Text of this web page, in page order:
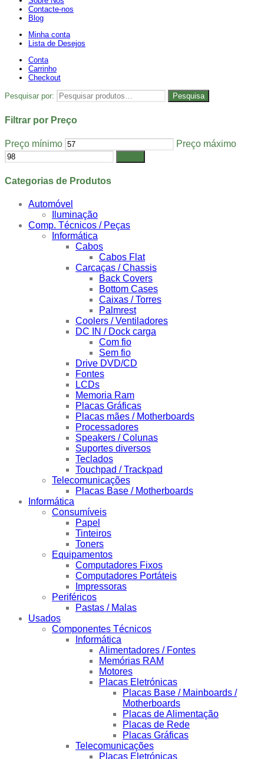
Contacte-nos
Blog
Minha conta
Lista de Desejos
Conta
Carrinho
Checkout
Pesquisar por: Pesquisa
Filtrar por Preço
Preço mínimo Preço máximo
Categorias de Produtos
Automóvel
Iluminação
Comp. Técnicos / Peças
Informática
Cabos
Cabos Flat
Carcaças / Chassis
Back Covers
Bottom Cases
Caixas / Torres
Palmrest
Coolers / Ventiladores
DC IN / Dock carga
Com fio
Sem fio
Drive DVD/CD
Fontes
LCDs
Memoria Ram
Placas Gráficas
Placas mães / Motherboards
Processadores
Speakers / Colunas
Suportes diversos
Teclados
Touchpad / Trackpad
Telecomunicações
Placas Base / Motherboards
Informática
Consumíveis
Papel
Tinteiros
Toners
Equipamentos
Computadores Fixos
Computadores Portáteis
Impressoras
Periféricos
Pastas / Malas
Usados
Componentes Técnicos
Informática
Alimentadores / Fontes
Memórias RAM
Motores
Placas Eletrónicas
Placas Base / Mainboards /
Motherboards
Placas de Alimentação
Placas de Rede
Placas Gráficas
Telecomunicações
Placas Eletrónicas